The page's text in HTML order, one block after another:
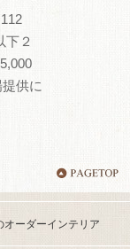
２
供に
オーダーインテリア